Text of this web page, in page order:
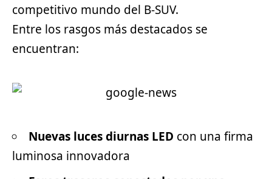
competitivo mundo del B-SUV.
Entre los rasgos más destacados se
encuentran:
Nuevas luces diurnas LED con una firma
luminosa innovadora